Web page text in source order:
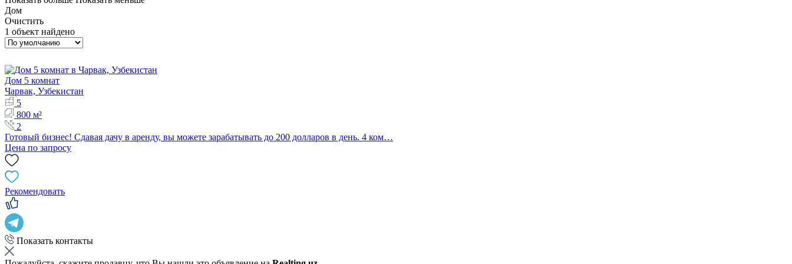
Дом
Очистить
1 объект найдено
Дом 5 комнат
Чарвак, Узбекистан
5
800 м²
2
Готовый бизнес! Сдавая дачу в аренду, вы можете зарабатывать до 200 долларов в день. 4 ком…
Цена по запросу
Рекомендовать
Показать контакты